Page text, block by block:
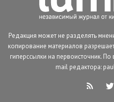
Редакция может не разделять
копирование материалов
гиперссылки на первоисточник.
mail редактора: